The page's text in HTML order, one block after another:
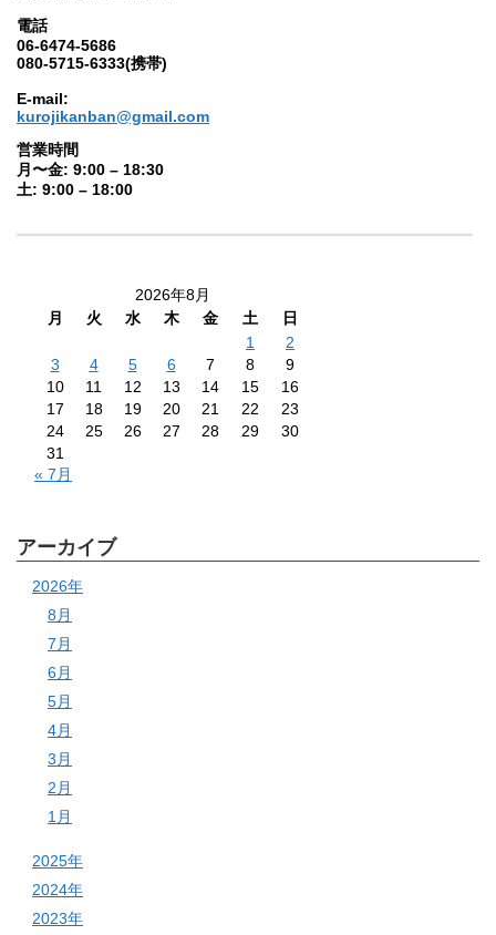
電話
06-6474-5686
080-5715-6333(携帯)
E-mail:
kurojikanban@gmail.com
営業時間
月〜金: 9:00 – 18:30
土: 9:00 – 18:00
2026年8月
月
火 水 木 金 土
日
1
2
3
4 5 6 7 8
9
10
11 12 13 14 15
16
17
18 19 20 21 22
23
24
25 26 27 28 29
30
31
« 7月
アーカイブ
2026年
8月
7月
6月
5月
4月
3月
2月
1月
2025年
2024年
2023年